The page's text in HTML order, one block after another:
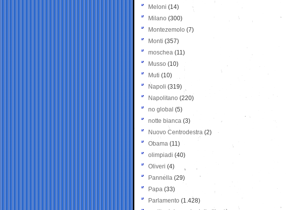
Meloni (14)
Milano (300)
Montezemolo (7)
Monti (357)
moschea (11)
Musso (10)
Muti (10)
Napoli (319)
Napolitano (220)
no global (5)
notte bianca (3)
Nuovo Centrodestra (2)
Obama (11)
olimpiadi (40)
Oliveri (4)
Pannella (29)
Papa (33)
Parlamento (1.428)